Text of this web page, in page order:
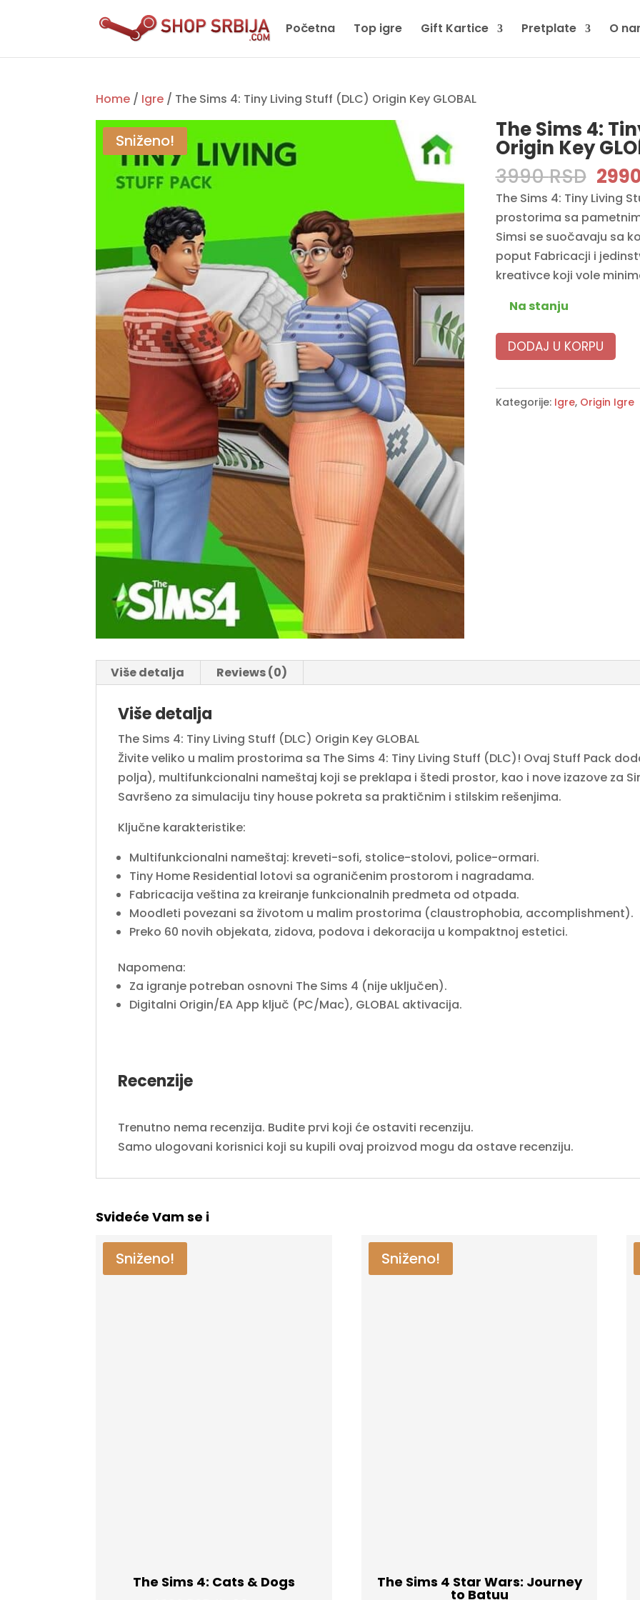
Početna Top igre Gift Kartice Pretplate O
Home / Igre / The Sims 4: Tiny Living Stuff (DLC) Origin Key GLOBAL
Sniženo! The Sims 4:
Origin Key
3990RSD
was:
The Sims 4: Tiny Living
prostorima sa
Simsi se suočavaju sa
poput Fabricacji i
kreativce koji vole
Na stanju
DODAJ U KORPU
Kategorije: Igre, Origin Igre
Više detalja Reviews (0)
Više detalja
The Sims 4: Tiny Living Stuff (DLC) Origin Key GLOBAL
Živite veliko u malim prostorima sa The Sims 4: Tiny Living Stuff (DLC)! Ovaj Stuff Pack
polja), multifunkcionalni nameštaj koji se preklapa i štedi prostor, kao i nove izazove za
Savršeno za simulaciju tiny house pokreta sa praktičnim i stilskim rešenjima.
Ključne karakteristike:
Multifunkcionalni nameštaj: kreveti-sofi, stolice-stolovi, police-ormari.
Tiny Home Residential lotovi sa ograničenim prostorom i nagradama.
Fabricacija veština za kreiranje funkcionalnih predmeta od otpada.
Moodleti povezani sa životom u malim prostorima (claustrophobia, accomplishment).
Preko 60 novih objekata, zidova, podova i dekoracija u kompaktnoj estetici.
Napomena:
Za igranje potreban osnovni The Sims 4 (nije uključen).
Digitalni Origin/EA App ključ (PC/Mac), GLOBAL aktivacija.
Recenzije
Trenutno nema recenzija. Budite prvi koji će ostaviti recenziju.
Samo ulogovani korisnici koji su kupili ovaj proizvod mogu da ostave recenziju.
Svideće Vam se i
Sniženo!
The Sims 4: Cats & Dogs
Sniženo!
The Sims 4 Star Wars: Journey
to Batuu